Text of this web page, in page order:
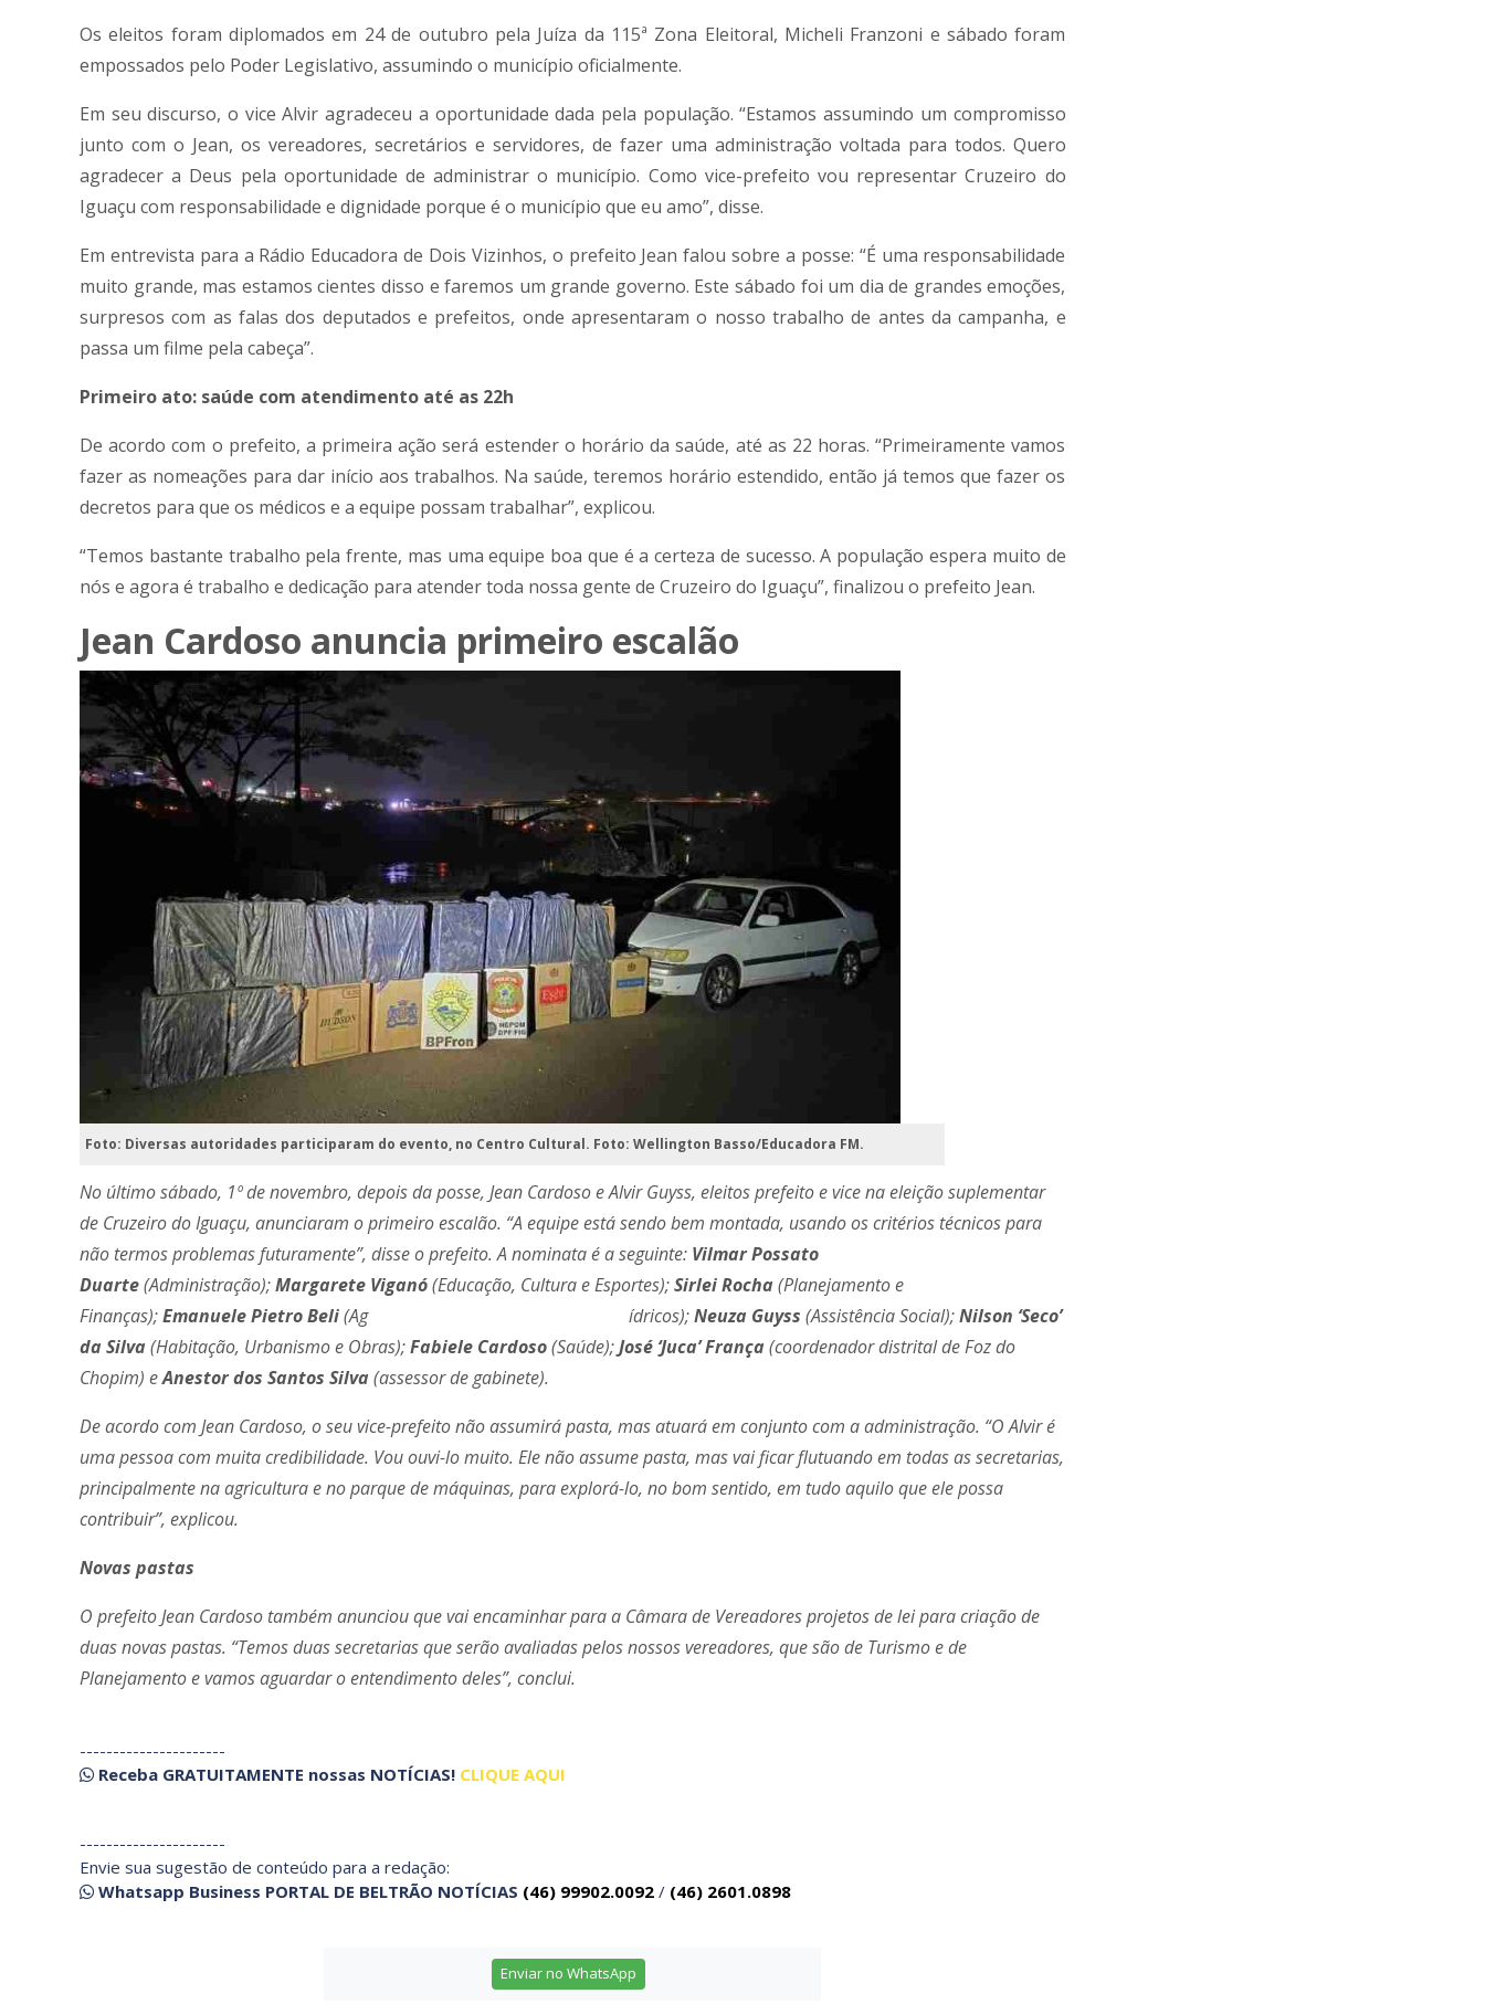
Os eleitos foram diplomados em 24 de outubro pela Juíza da 115ª Zona Eleitoral, Micheli Franzoni e sábado foram
empossados pelo Poder Legislativo, assumindo o município oficialmente.
Em seu discurso, o vice Alvir agradeceu a oportunidade dada pela população. “Estamos assumindo um compromisso
junto com o Jean, os vereadores, secretários e servidores, de fazer uma administração voltada para todos. Quero
agradecer a Deus pela oportunidade de administrar o município. Como vice-prefeito vou representar Cruzeiro do
Iguaçu com responsabilidade e dignidade porque é o município que eu amo”, disse.
Em entrevista para a Rádio Educadora de Dois Vizinhos, o prefeito Jean falou sobre a posse: “É uma responsabilidade
muito grande, mas estamos cientes disso e faremos um grande governo. Este sábado foi um dia de grandes emoções,
surpresos com as falas dos deputados e prefeitos, onde apresentaram o nosso trabalho de antes da campanha, e
passa um filme pela cabeça”.
Primeiro ato: saúde com atendimento até as 22h
De acordo com o prefeito, a primeira ação será estender o horário da saúde, até as 22 horas. “Primeiramente vamos
fazer as nomeações para dar início aos trabalhos. Na saúde, teremos horário estendido, então já temos que fazer os
decretos para que os médicos e a equipe possam trabalhar”, explicou.
“Temos bastante trabalho pela frente, mas uma equipe boa que é a certeza de sucesso. A população espera muito de
nós e agora é trabalho e dedicação para atender toda nossa gente de Cruzeiro do Iguaçu”, finalizou o prefeito Jean.
Jean Cardoso anuncia primeiro escalão
Foto: Diversas autoridades participaram do evento, no Centro Cultural. Foto: Wellington Basso/Educadora FM.
No último sábado, 1º de novembro, depois da posse, Jean Cardoso e Alvir Guyss, eleitos prefeito e vice na eleição suplementar
de Cruzeiro do Iguaçu, anunciaram o primeiro escalão. “A equipe está sendo bem montada, usando os critérios técnicos para
não termos problemas futuramente”, disse o prefeito. A nominata é a seguinte: Vilmar Possato
Duarte(Administração);Margarete Viganó(Educação, Cultura e Esportes);Sirlei Rocha (Planejamento e
Finanças);Emanuele Pietro Beli(Ag ídricos);Neuza Guyss (Assistência Social);Nilson ‘Seco’
da Silva (Habitação, Urbanismo e Obras);Fabiele Cardoso(Saúde);José ‘Juca’ França (coordenador distrital de Foz do
Chopim) eAnestor dos Santos Silva (assessor de gabinete).
De acordo com Jean Cardoso, o seu vice-prefeito não assumirá pasta, mas atuará em conjunto com a administração. “O Alvir é
uma pessoa com muita credibilidade. Vou ouvi-lo muito. Ele não assume pasta, mas vai ficar flutuando em todas as secretarias,
principalmente na agricultura e no parque de máquinas, para explorá-lo, no bom sentido, em tudo aquilo que ele possa
contribuir”, explicou.
Novas pastas
O prefeito Jean Cardoso também anunciou que vai encaminhar para a Câmara de Vereadores projetos de lei para criação de
duas novas pastas. “Temos duas secretarias que serão avaliadas pelos nossos vereadores, que são de Turismo e de
Planejamento e vamos aguardar o entendimento deles”, conclui.
----------------------
Receba GRATUITAMENTE nossas NOTÍCIAS! CLIQUE AQUI
----------------------
Envie sua sugestão de conteúdo para a redação:
Whatsapp Business PORTAL DE BELTRÃO NOTÍCIAS (46) 99902.0092 / (46) 2601.0898
Enviar no WhatsApp